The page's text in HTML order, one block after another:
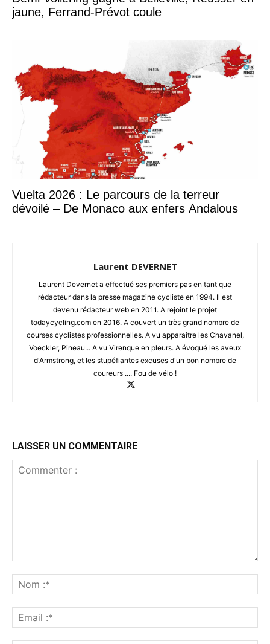
jaune, Ferrand-Prévot coule
Vuelta 2026 : Le parcours de la terreur
dévoilé – De Monaco aux enfers Andalous
Laurent DEVERNET
Laurent Devernet a effectué ses premiers pas en tant que
rédacteur dans la presse magazine cycliste en 1994. Il est
devenu rédacteur web en 2011. A rejoint le projet
todaycycling.com en 2016. A couvert un très grand nombre de
courses cyclistes professionnelles. A vu apparaître les Chavanel,
Voeckler, Pineau... A vu Virenque en pleurs. A évoqué les aveux
d'Armstrong, et les stupéfiantes excuses d'un bon nombre de
coureurs .... Fou de vélo !
LAISSER UN COMMENTAIRE